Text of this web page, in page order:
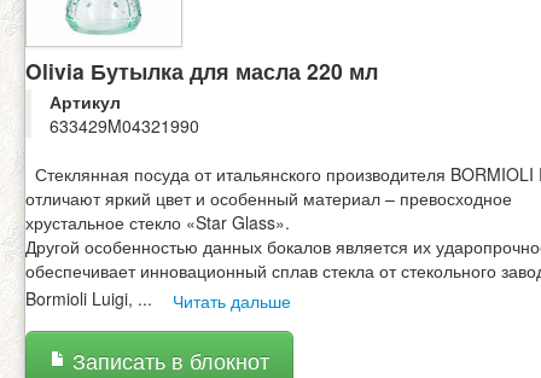
Olivia Бутылка для масла 220 мл
Артикул
633429M04321990
Стеклянная посуда от итальянского производителя BORMIOLI
отличают яркий цвет и особенный материал – превосходное
хрустальное стекло «Star Glass».
Другой особенностью данных бокалов является их
обеспечивает инновационный сплав стекла от стекольного
Bormioli Luigi, ... Читать дальше
Записать в блокнот